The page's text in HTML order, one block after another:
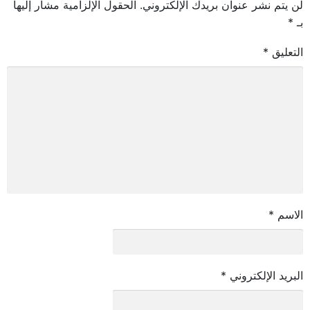
لن يتم نشر عنوان بريدك الإلكتروني. الحقول الإلزامية مشار إليها
بـ *
التعليق *
الاسم *
البريد الإلكتروني *